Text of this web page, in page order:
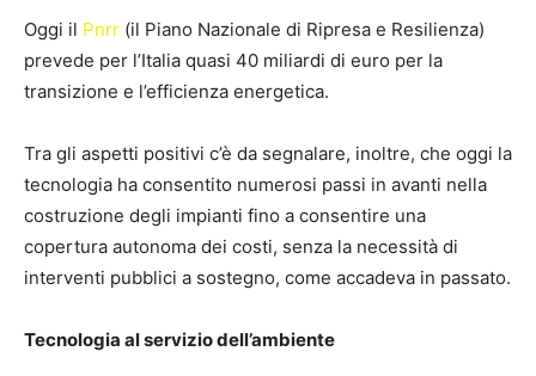
Oggi il Pnrr (il Piano Nazionale di Ripresa e Resilienza)
prevede per l’Italia quasi 40 miliardi di euro per la
transizione e l’efficienza energetica.
Tra gli aspetti positivi c’è da segnalare, inoltre, che oggi la
tecnologia ha consentito numerosi passi in avanti nella
costruzione degli impianti fino a consentire una
copertura autonoma dei costi, senza la necessità di
interventi pubblici a sostegno, come accadeva in passato.
Tecnologia al servizio dell’ambiente